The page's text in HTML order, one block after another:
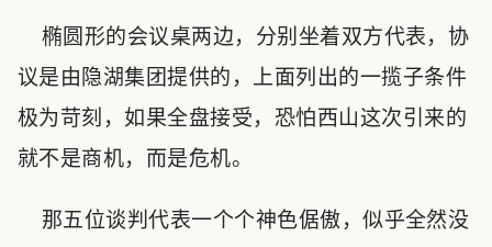
椭圆形的会议桌两边，分别坐着双方代表，协
议是由隐湖集团提供的，上面列出的一揽子条件
极为苛刻，如果全盘接受，恐怕西山这次引来的
就不是商机，而是危机。
那五位谈判代表一个个神色倨傲，似乎全然没